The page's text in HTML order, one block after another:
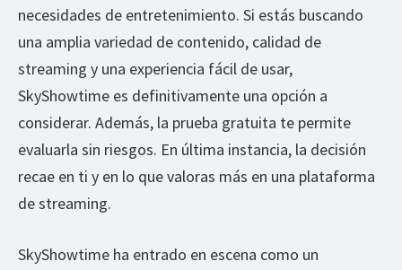
necesidades de entretenimiento. Si estás buscando
una amplia variedad de contenido, calidad de
streaming y una experiencia fácil de usar,
SkyShowtime es definitivamente una opción a
considerar. Además, la prueba gratuita te permite
evaluarla sin riesgos. En última instancia, la decisión
recae en ti y en lo que valoras más en una plataforma
de streaming.
SkyShowtime ha entrado en escena como un